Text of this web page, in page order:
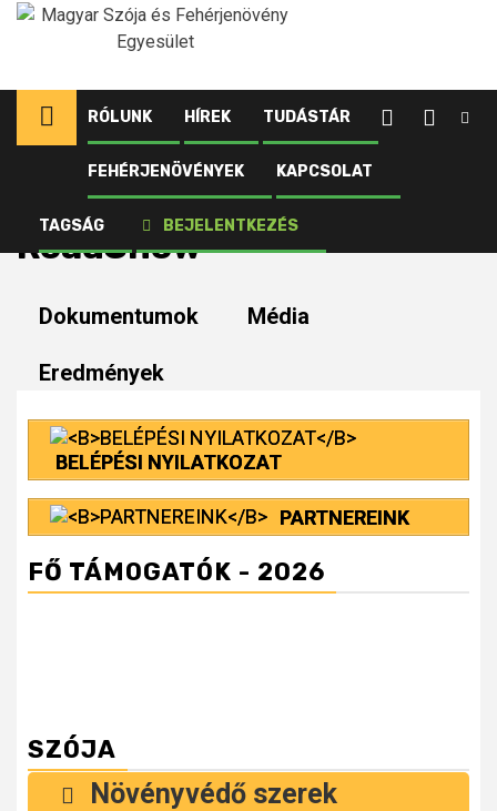
Ugrás
RÓLUNK HÍREK TUDÁSTÁR
FEHÉRJENÖVÉNYEK KAPCSOLAT
TAGSÁG BEJELENTKEZÉS
Kezdőlap RoadShow
RoadShow
Dokumentumok Média
Eredmények
BELÉPÉSI NYILATKOZAT
PARTNEREINK
FŐ TÁMOGATÓK - 2026
SZÓJA
Növényvédő szerek